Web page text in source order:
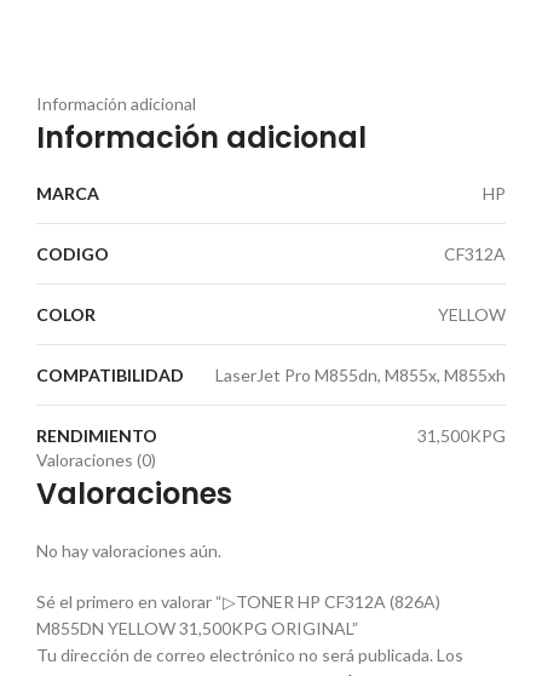
Información adicional
Información adicional
MARCA HP
CODIGO CF312A
COLOR YELLOW
COMPATIBILIDAD LaserJet Pro M855dn, M855x, M855xh
RENDIMIENTO
31,500KPG
Valoraciones (0)
Valoraciones
No hay valoraciones aún.
Sé el primero en valorar “▷TONER HP CF312A (826A)
M855DN YELLOW 31,500KPG ORIGINAL”
Tu dirección de correo electrónico no será publicada.Los